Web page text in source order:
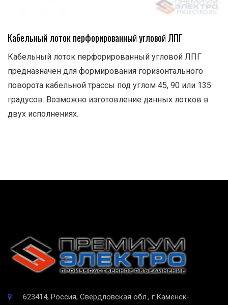
Кабельный лоток перфорированный угловой ЛПГ
Кабельный лоток перфорированный угловой ЛПГ
предназначен для формирования горизонтального
поворота кабельной трассы под углом 45, 90 или 135
градусов. Возможно изготовление данных лотков в
двух исполнениях.
623414, Россия, Свердловская обл., г.Каменск-